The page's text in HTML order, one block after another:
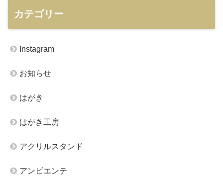
カテゴリー
Instagram
お知らせ
はがき
はがき工房
アクリルスタンド
アンビエンテ